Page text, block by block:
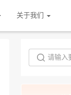
关于我们